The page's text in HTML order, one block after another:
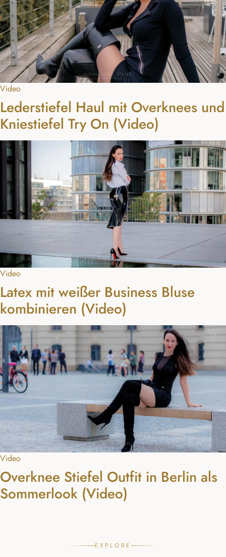
Video
Lederstiefel Haul mit Overknees und
Kniestiefel Try On (Video)
Video
Latex mit weißer Business Bluse
kombinieren (Video)
Video
Overknee Stiefel Outfit in Berlin als
Sommerlook (Video)
EXPLORE